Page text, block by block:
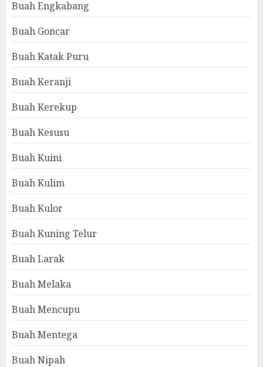
Buah Engkabang
Buah Goncar
Buah Katak Puru
Buah Keranji
Buah Kerekup
Buah Kesusu
Buah Kuini
Buah Kulim
Buah Kulor
Buah Kuning Telur
Buah Larak
Buah Melaka
Buah Mencupu
Buah Mentega
Buah Nipah